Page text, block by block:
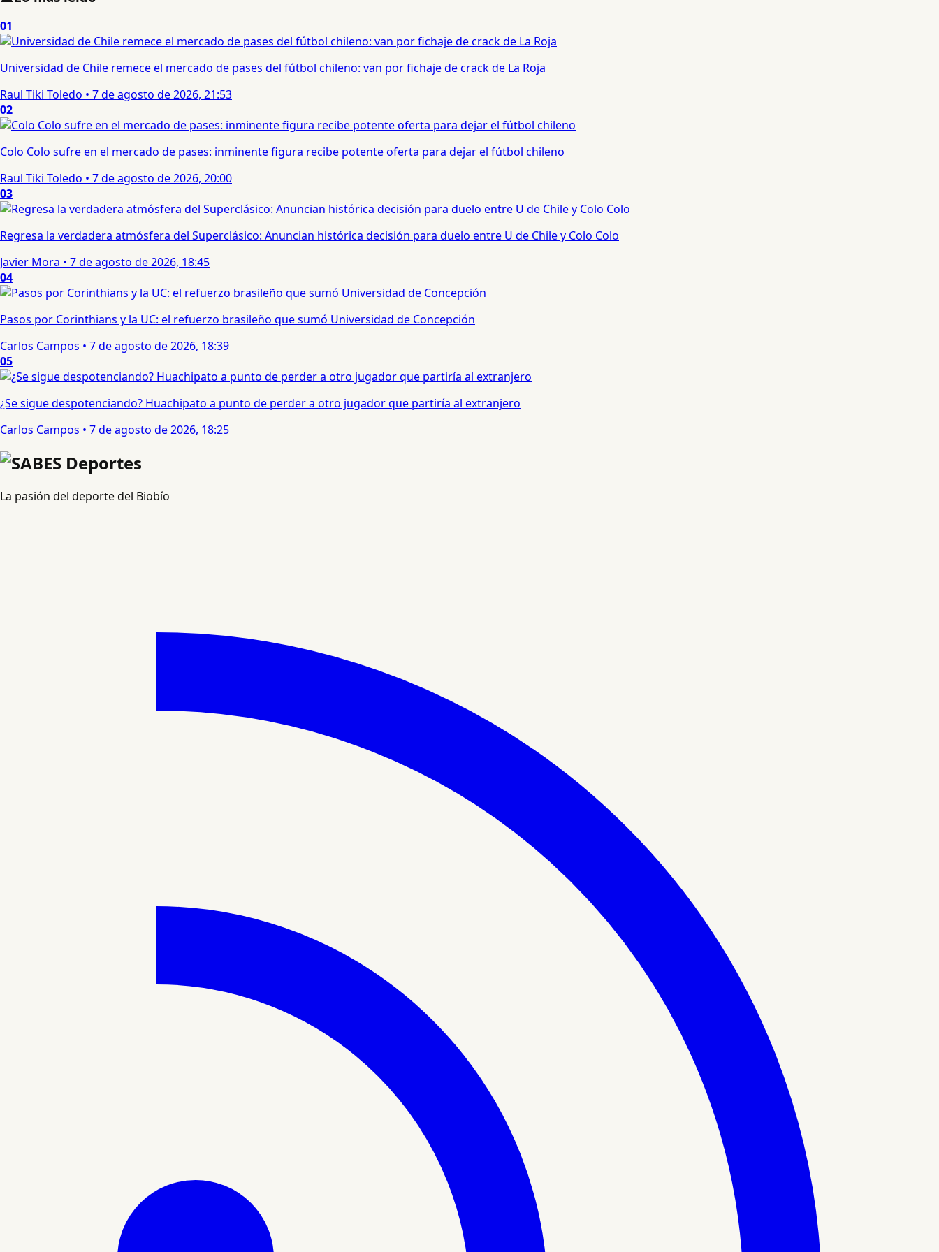
01
Universidad de Chile remece el mercado de pases del fútbol chileno: van por fichaje de crack de La Roja
Raul Tiki Toledo • 7 de agosto de 2026, 21:53
02
Colo Colo sufre en el mercado de pases: inminente figura recibe potente oferta para dejar el fútbol chileno
Raul Tiki Toledo • 7 de agosto de 2026, 20:00
03
Regresa la verdadera atmósfera del Superclásico: Anuncian histórica decisión para duelo entre U de Chile y Colo Colo
Javier Mora • 7 de agosto de 2026, 18:45
04
Pasos por Corinthians y la UC: el refuerzo brasileño que sumó Universidad de Concepción
Carlos Campos • 7 de agosto de 2026, 18:39
05
¿Se sigue despotenciando? Huachipato a punto de perder a otro jugador que partiría al extranjero
Carlos Campos • 7 de agosto de 2026, 18:25
La pasión del deporte del Biobío